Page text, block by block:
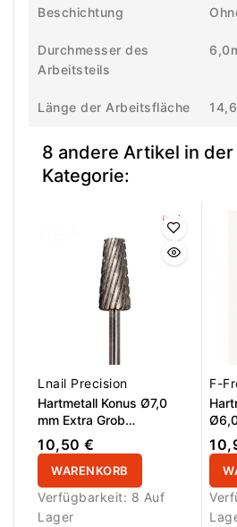
Beschichtung
Durchmesser des
Arbeitsteils
Länge der Arbeitsfläche
8 andere Artikel in
Kategorie:
Lnail Precision
Hartmetall Konus Ø7,0
mm Extra Grob
Kreuzverzahnung AL 15,0
mm L/R
10,50 €
WARENKORB
Verfügbarkeit: 8 Auf
Lager
F-
AL